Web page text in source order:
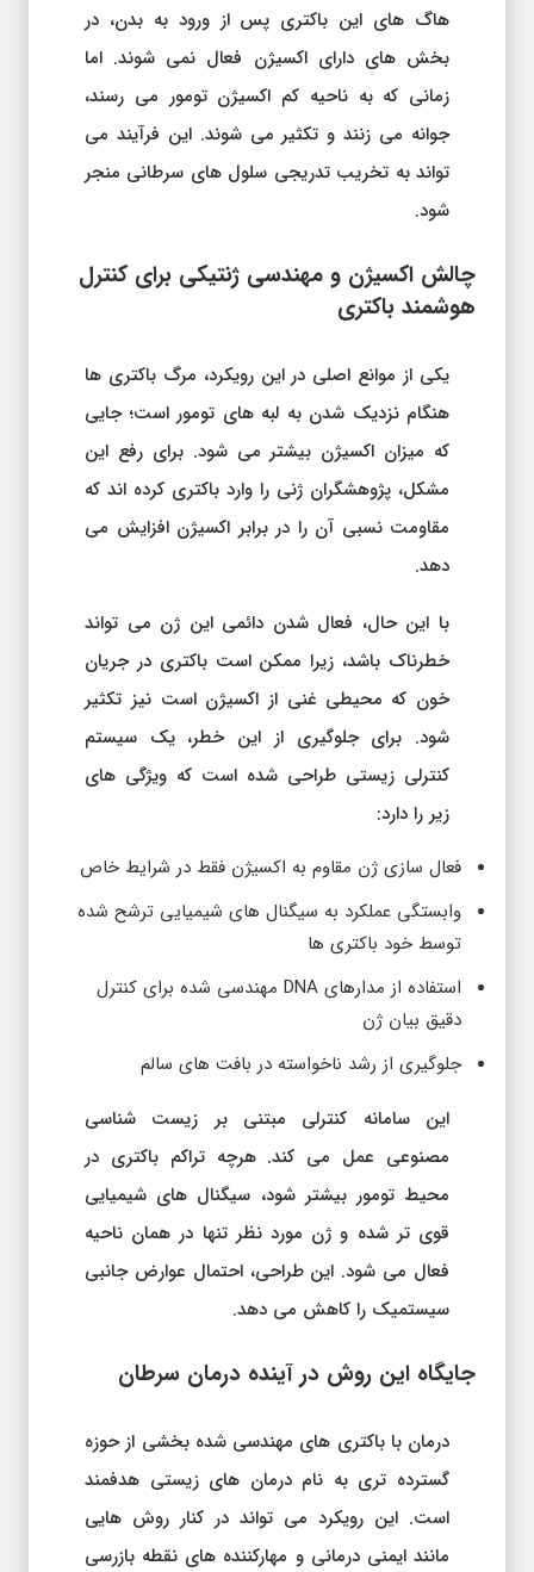
هاگ های این باکتری پس از ورود به بدن، در
بخش های دارای اکسیژن فعال نمی شوند. اما
زمانی که به ناحیه کم اکسیژن تومور می رسند،
جوانه می زنند و تکثیر می شوند. این فرآیند می
تواند به تخریب تدریجی سلول های سرطانی منجر
شود.
چالش اکسیژن و مهندسی ژنتیکی برای کنترل
هوشمند باکتری
یکی از موانع اصلی در این رویکرد، مرگ باکتری ها
هنگام نزدیک شدن به لبه های تومور است؛ جایی
که میزان اکسیژن بیشتر می شود. برای رفع این
مشکل، پژوهشگران ژنی را وارد باکتری کرده اند که
مقاومت نسبی آن را در برابر اکسیژن افزایش می
دهد.
با این حال، فعال شدن دائمی این ژن می تواند
خطرناک باشد، زیرا ممکن است باکتری در جریان
خون که محیطی غنی از اکسیژن است نیز تکثیر
شود. برای جلوگیری از این خطر، یک سیستم
کنترلی زیستی طراحی شده است که ویژگی های
زیر را دارد:
فعال سازی ژن مقاوم به اکسیژن فقط در شرایط خاص
وابستگی عملکرد به سیگنال های شیمیایی ترشح شده
توسط خود باکتری ها
استفاده از مدارهای DNA مهندسی شده برای کنترل
دقیق بیان ژن
جلوگیری از رشد ناخواسته در بافت های سالم
این سامانه کنترلی مبتنی بر زیست شناسی
مصنوعی عمل می کند. هرچه تراکم باکتری در
محیط تومور بیشتر شود، سیگنال های شیمیایی
قوی تر شده و ژن مورد نظر تنها در همان ناحیه
فعال می شود. این طراحی، احتمال عوارض جانبی
سیستمیک را کاهش می دهد.
جایگاه این روش در آینده درمان سرطان
درمان با باکتری های مهندسی شده بخشی از حوزه
گسترده تری به نام درمان های زیستی هدفمند
است. این رویکرد می تواند در کنار روش هایی
مانند ایمنی درمانی و مهارکننده های نقطه بازرسی